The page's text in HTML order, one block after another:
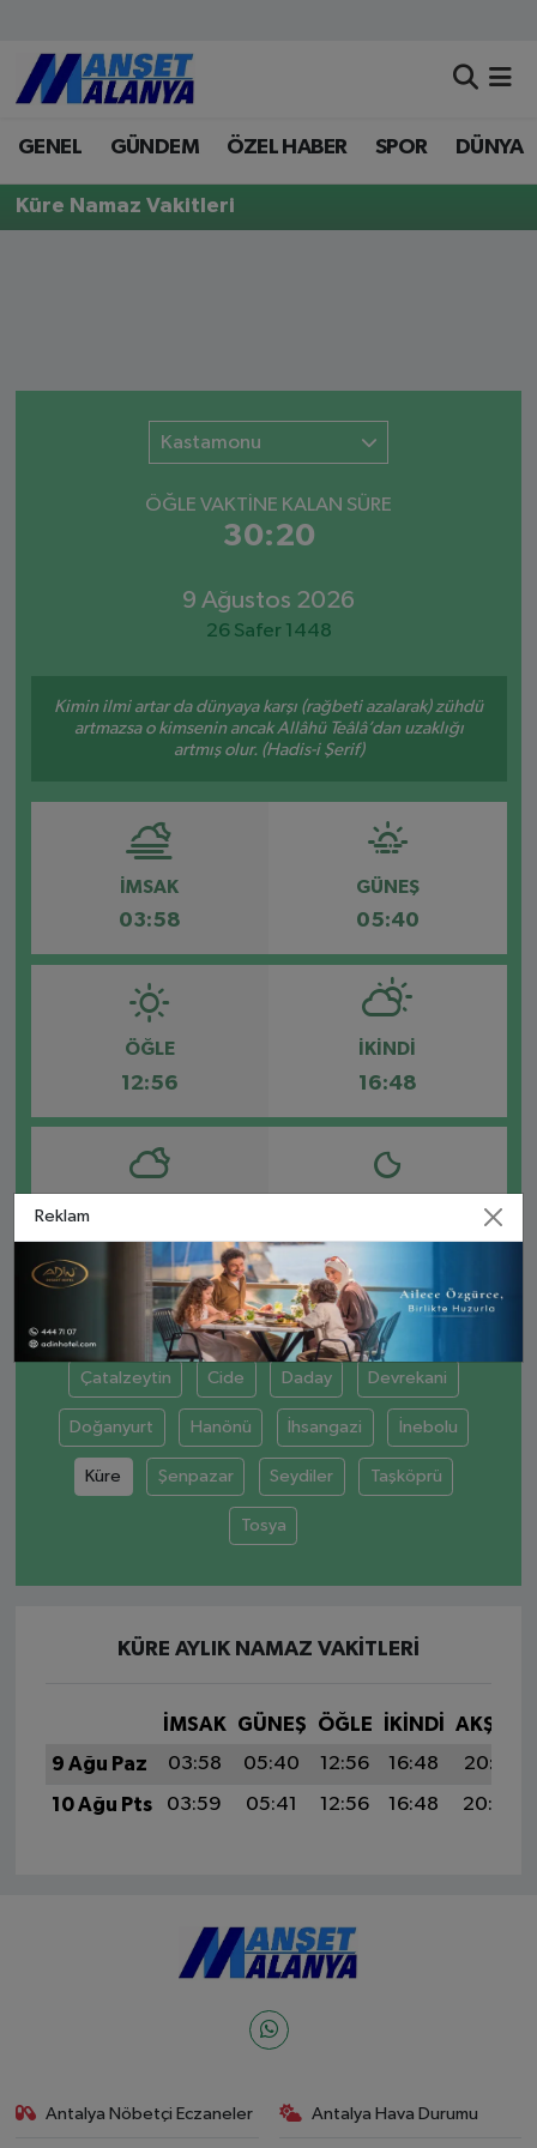
GENEL GÜNDEM ÖZEL HABER SPOR DÜNYA
Küre Namaz Vakitleri
Kastamonu
ÖĞLE VAKTİNE KALAN SÜRE
30:20
9 Ağustos 2026
26 Safer 1448
Kimin ilmi artar da dünyaya karşı (rağbeti azalarak) zühdü
artmazsa o kimsenin ancak Allâhü Teâlâ’dan uzaklığı
artmış olur. (Hadis-i Şerif)
İMSAK
03:58
GÜNEŞ
05:40
ÖĞLE
12:56
İKINDI
16:48
20:02 21:37
Abana Ağlı Araç Azdavay
Çatalzeytin Cide Daday Devrekani
Doğanyurt Hanönü İhsangazi İnebolu
Küre Şenpazar Seydiler Taşköprü
Tosya
KÜRE AYLIK NAMAZ VAKITLERI
İMSAK GÜNEŞ ÖĞLE İKINDI
AKŞAM
9 Ağu Paz
03:58 05:40 12:56 16:48
20:02
10 Ağu Pts
03:59 05:41 12:56 16:48 20:00
Antalya Nöbetçi Eczaneler Antalya Hava Durumu
Antalya Nöbetçi Eczaneler
Antalya Hava Durumu
Antalya Namaz Vakitleri
Tüm Manşetler
Reklam